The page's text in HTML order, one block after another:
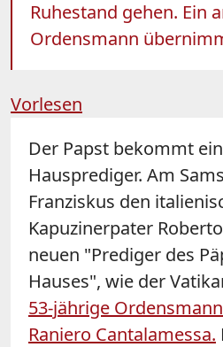
Ruhestand gehen. Ein
Ordensmann
Vorlesen
Der Papst bekommt
Hausprediger. Am
Franziskus den
Kapuzinerpater
neuen "Prediger des
Hauses", wie der
53-jährige
Raniero Cantalamessa.